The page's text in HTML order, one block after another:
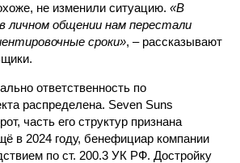
не изменили ситуацию. «В
личном общении нам перестали
сроки», – рассказывают
ответственность по
распределена. Seven Suns
часть его структур признана
в 2024 году, бенефициар компании
по ст. 200.3 УК РФ. Достройку